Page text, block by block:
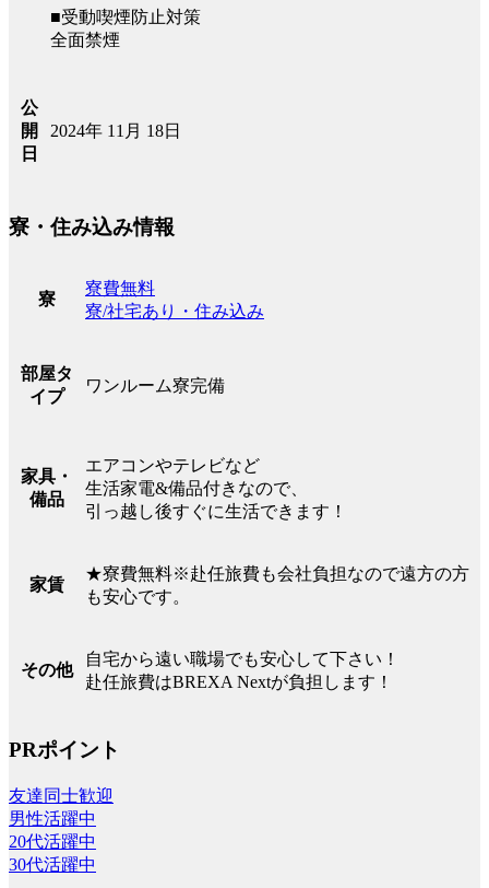
■受動喫煙防止対策
全面禁煙
公
開
日
2024年 11月 18日
寮・住み込み情報
寮
寮費無料
寮/社宅あり・住み込み
部屋タ
イプ
ワンルーム寮完備
家具・
備品
エアコンやテレビなど
生活家電&備品付きなので、
引っ越し後すぐに生活できます！
家賃
★寮費無料※赴任旅費も会社負担なので遠方の方
も安心です。
その他
自宅から遠い職場でも安心して下さい！
赴任旅費はBREXA Nextが負担します！
PRポイント
友達同士歓迎
男性活躍中
20代活躍中
30代活躍中